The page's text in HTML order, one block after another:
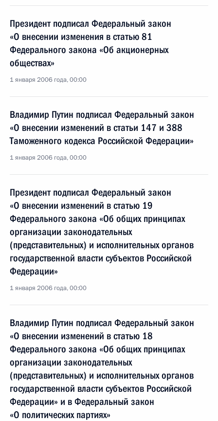
Президент подписал Федеральный закон
«О внесении изменения в статью 81
Федерального закона «Об акционерных
обществах»
1 января 2006 года, 00:00
Владимир Путин подписал Федеральный закон
«О внесении изменений в статьи 147 и 388
Таможенного кодекса Российской Федерации»
1 января 2006 года, 00:00
Президент подписал Федеральный закон
«О внесении изменений в статью 19
Федерального закона «Об общих принципах
организации законодательных
(представительных) и исполнительных органов
государственной власти субъектов Российской
Федерации»
1 января 2006 года, 00:00
Владимир Путин подписал Федеральный закон
«О внесении изменений в статью 18
Федерального закона «Об общих принципах
организации законодательных
(представительных) и исполнительных органов
государственной власти субъектов Российской
Федерации» и в Федеральный закон
«О политических партиях»